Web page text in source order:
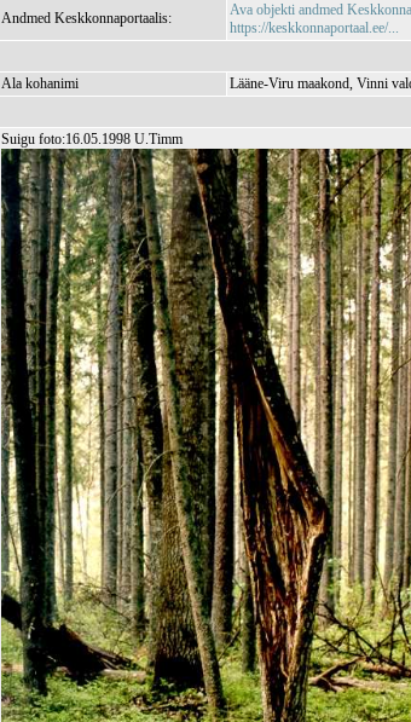
Andmed Keskkonnaportaalis:
Ava objekti andmed
https://keskkonnaportaal.ee/...
Ala kohanimi
Lääne-Viru maakond, Vinni
Suigu foto:16.05.1998 U.Timm